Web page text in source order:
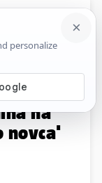
Komentari
na
novca'